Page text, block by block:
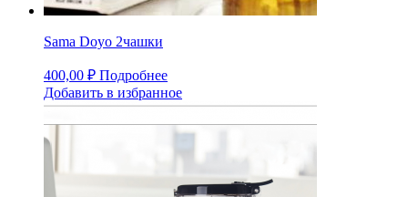
Sama Doyo 2чашки
400,00 ₽ Подробнее
Добавить в избранное